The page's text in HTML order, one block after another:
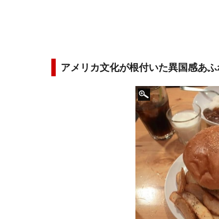
アメリカ文化が根付いた異国感あ